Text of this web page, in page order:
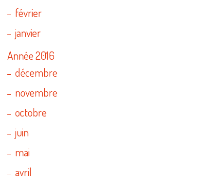
février
janvier
Année 2016
décembre
novembre
octobre
juin
mai
avril